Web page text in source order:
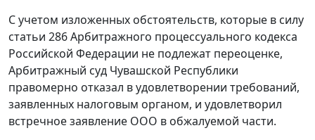
С учетом изложенных обстоятельств, которые в силу
статьи 286 Арбитражного процессуального кодекса
Российской Федерации не подлежат переоценке,
Арбитражный суд Чувашской Республики
правомерно отказал в удовлетворении требований,
заявленных налоговым органом, и удовлетворил
встречное заявление ООО в обжалуемой части.